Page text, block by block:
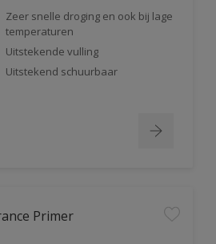
Zeer snelle droging en ook bij lage
temperaturen
Uitstekende vulling
Uitstekend schuurbaar
Primer